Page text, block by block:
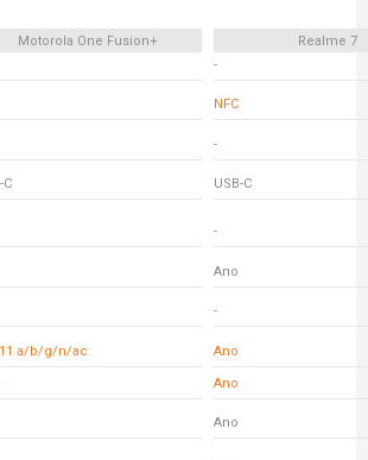
Motorola One Fusion+
Realme 7
-
NFC
-
C USB-C
-
Ano
-
a/b/g/n/ac Ano
Ano
Ano